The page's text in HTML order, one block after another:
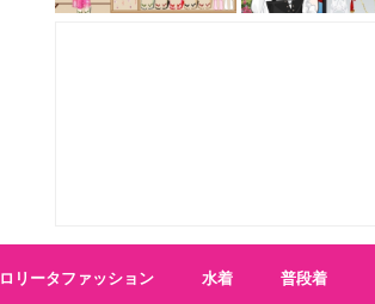
ロリータファッション 水着 普段着